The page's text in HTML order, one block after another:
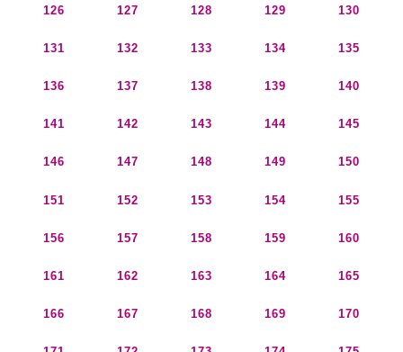
126 127 128 129 130
131 132 133 134 135
136 137 138 139 140
141 142 143 144 145
146 147 148 149 150
151 152 153 154 155
156 157 158 159 160
161 162 163 164 165
166 167 168 169 170